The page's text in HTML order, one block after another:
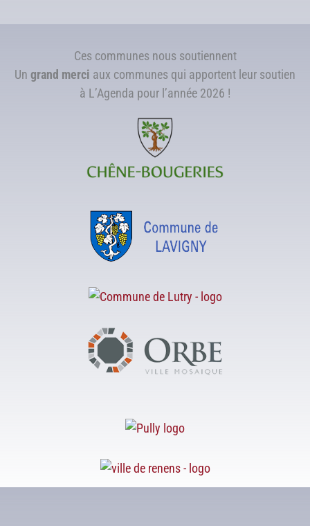
Ces communes nous soutiennent
Un grand merci aux communes qui apportent leur soutien
à L’Agenda pour l’année 2026 !